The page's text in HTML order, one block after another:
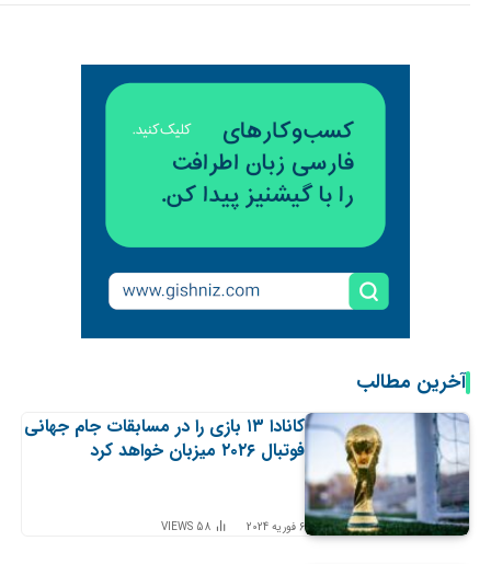
آخرین مطالب
کانادا ۱۳ بازی را در مسابقات جام جهانی
فوتبال ۲۰۲۶ میزبان خواهد کرد
6 فوریه 2024 58
VIEWS